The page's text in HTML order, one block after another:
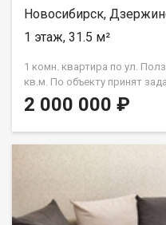
Новосибирск,
1 этаж, 31.5 м²
1 комн. квартира по ул.
кв.м. По объекту принят
однокомнатная квартира в
с развитой
магазин. До остановки
КАПИТАЛЬНЫЙ ремонт (
Подъезде 2 квартиры,
собственник, обременения ,
2 000 000 ₽